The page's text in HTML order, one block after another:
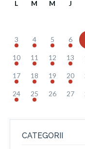
L M M J
3 4 5 6
10 11 12 13
17 18 19 20
24 25 26 27
CATEGORII